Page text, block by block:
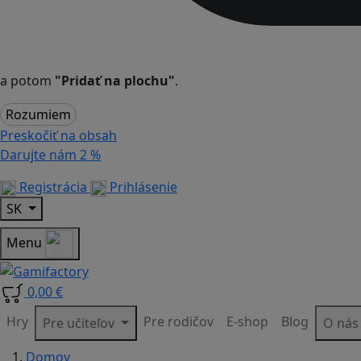
a potom "Pridať na plochu".
Rozumiem
Preskočiť na obsah
Darujte nám 2 %
Registrácia
Prihlásenie
SK
Menu
0,00 €
Hry
Pre učiteľov Pre rodičov E-shop Blog
O nás
Domov